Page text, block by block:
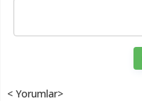
< Yorumlar>